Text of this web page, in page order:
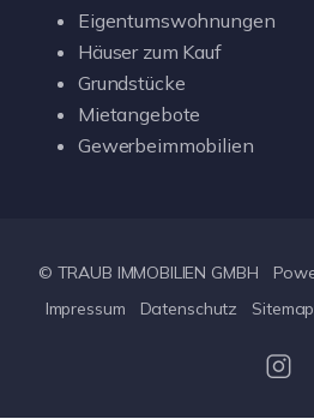
Eigentumswohnungen
Häuser zum Kauf
Grundstücke
Mietangebote
Gewerbeimmobilien
© TRAUB IMMOBILIEN GMBH
Impressum
Datenschutz Sitemap